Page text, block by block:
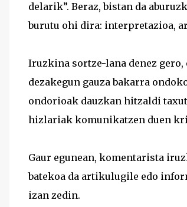
delarik”. Beraz, bistan da
burutu ohi dira: interpretazioa,
Iruzkina sortze-lana denez
dezakegun gauza bakarra
ondorioak dauzkan hitzaldi
hizlariak komunikatzen duen
Gaur egunean, komentarista
batekoa da artikulugile edo
izan zedin.